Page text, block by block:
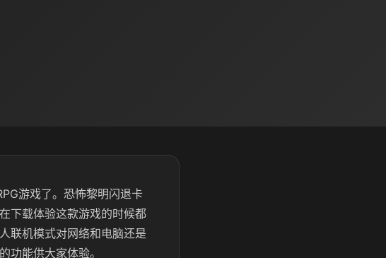
游戏了。恐怖黎明闪退卡
下载体验这款游戏的时候都
联机模式对网络和电脑还是
功能供大家体验。